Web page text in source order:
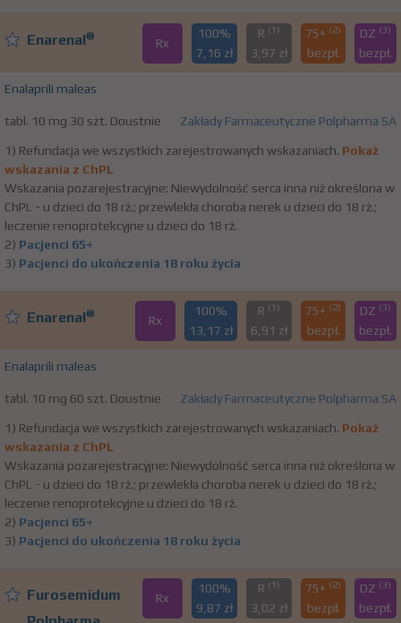
Enarenal® Rx
100%
7,16 zł
R (1)
3,97 zł
75+ (2)
bezpł.
DZ (3)
bezpł.
Enalaprili maleas
tabl. 10 mg 30 szt. Doustnie Zakłady Farmaceutyczne Polpharma SA
1) Refundacja we wszystkich zarejestrowanych wskazaniach. Pokaż
wskazania z ChPL
Wskazania pozarejestracyjne: Niewydolność serca inna niż określona w
ChPL - u dzieci do 18 rż.; przewlekła choroba nerek u dzieci do 18 rż.;
leczenie renoprotekcyjne u dzieci do 18 rż.
2) Pacjenci 65+
3) Pacjenci do ukończenia 18 roku życia
Enarenal® Rx
100%
13,17 zł
R (1)
6,91 zł
75+ (2)
bezpł.
DZ (3)
bezpł.
Enalaprili maleas
tabl. 10 mg 60 szt. Doustnie Zakłady Farmaceutyczne Polpharma SA
1) Refundacja we wszystkich zarejestrowanych wskazaniach. Pokaż
wskazania z ChPL
Wskazania pozarejestracyjne: Niewydolność serca inna niż określona w
ChPL - u dzieci do 18 rż.; przewlekła choroba nerek u dzieci do 18 rż.;
leczenie renoprotekcyjne u dzieci do 18 rż.
2) Pacjenci 65+
3) Pacjenci do ukończenia 18 roku życia
Furosemidum
Rx
100%
9,87 zł
R (1)
3,02 zł
75+ (2)
bezpł.
DZ (3)
bezpł.